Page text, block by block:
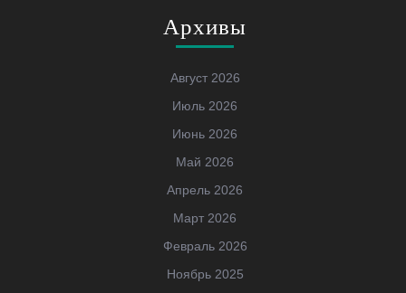
Архивы
Август 2026
Июль 2026
Июнь 2026
Май 2026
Апрель 2026
Март 2026
Февраль 2026
Ноябрь 2025